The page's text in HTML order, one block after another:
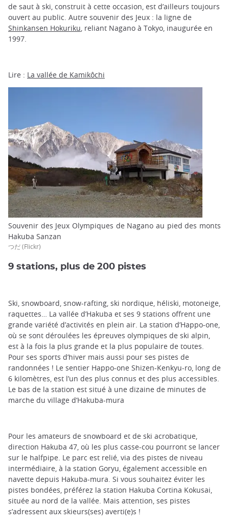
de saut à ski, construit à cette occasion, est d’ailleurs toujours
ouvert au public. Autre souvenir des Jeux : la ligne de
Shinkansen Hokuriku , reliant Nagano à Tokyo, inaugurée en
1997.
Lire : La vallée de Kamikôchi
Souvenir des Jeux Olympiques de Nagano au pied des monts
Hakuba Sanzan
つだ (Flickr)
9 stations, plus de 200 pistes
Ski, snowboard, snow-rafting, ski nordique, héliski, motoneige,
raquettes… La vallée d’Hakuba et ses 9 stations offrent une
grande variété d’activités en plein air. La station d’Happo-one,
où se sont déroulées les épreuves olympiques de ski alpin,
est à la fois la plus grande et la plus populaire de toutes.
Pour ses sports d’hiver mais aussi pour ses pistes de
randonnées ! Le sentier Happo-one Shizen-Kenkyu-ro, long de
6 kilomètres, est l’un des plus connus et des plus accessibles.
Le bas de la station est situé à une dizaine de minutes de
marche du village d’Hakuba-mura
Pour les amateurs de snowboard et de ski acrobatique,
direction Hakuba 47, où les plus casse-cou pourront se lancer
sur le halfpipe. Le parc est relié, via des pistes de niveau
intermédiaire, à la station Goryu, également accessible en
navette depuis Hakuba-mura. Si vous souhaitez éviter les
pistes bondées, préférez la station Hakuba Cortina Kokusai,
située au nord de la vallée. Mais attention, ses pistes
s’adressent aux skieurs(ses) averti(e)s !